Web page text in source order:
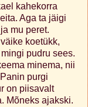
kahekorra
Aga ta jäigi
mu peret.
koetükk,
pudru sees.
minema, nii
purgi
on piisavalt
Mõneks ajakski.